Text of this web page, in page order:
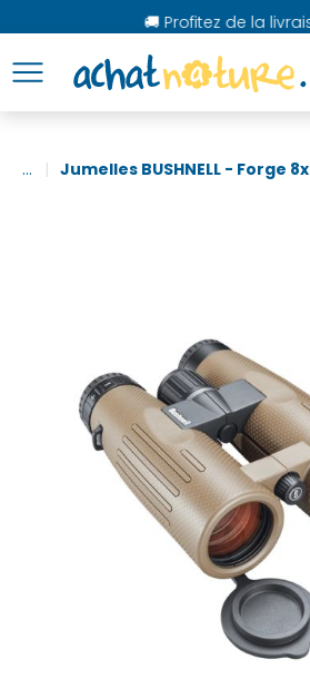
🚚 Profitez de la
... Jumelles BUSHNELL - Forge